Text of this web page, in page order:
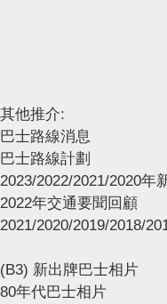
其他推介:
巴士路線消息
巴士路線計劃
2023/2022/2021/2020年
2022年交通要聞回顧
2021/2020/2019/2018/
(B3) 新出牌巴士相片
80年代巴士相片